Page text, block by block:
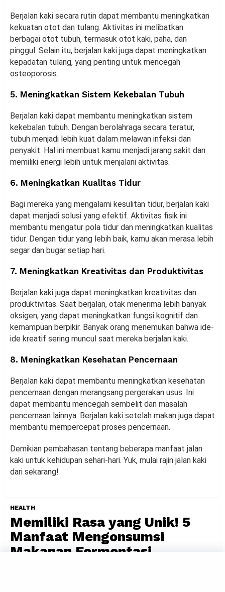
Berjalan kaki secara rutin dapat membantu meningkatkan
kekuatan otot dan tulang. Aktivitas ini melibatkan
berbagai otot tubuh, termasuk otot kaki, paha, dan
pinggul. Selain itu, berjalan kaki juga dapat meningkatkan
kepadatan tulang, yang penting untuk mencegah
osteoporosis.
5. Meningkatkan Sistem Kekebalan Tubuh
Berjalan kaki dapat membantu meningkatkan sistem
kekebalan tubuh. Dengan berolahraga secara teratur,
tubuh menjadi lebih kuat dalam melawan infeksi dan
penyakit. Hal ini membuat kamu menjadi jarang sakit dan
memiliki energi lebih untuk menjalani aktivitas.
6. Meningkatkan Kualitas Tidur
Bagi mereka yang mengalami kesulitan tidur, berjalan kaki
dapat menjadi solusi yang efektif. Aktivitas fisik ini
membantu mengatur pola tidur dan meningkatkan kualitas
tidur. Dengan tidur yang lebih baik, kamu akan merasa lebih
segar dan bugar setiap hari.
7. Meningkatkan Kreativitas dan Produktivitas
Berjalan kaki juga dapat meningkatkan kreativitas dan
produktivitas. Saat berjalan, otak menerima lebih banyak
oksigen, yang dapat meningkatkan fungsi kognitif dan
kemampuan berpikir. Banyak orang menemukan bahwa ide-
ide kreatif sering muncul saat mereka berjalan kaki.
8. Meningkatkan Kesehatan Pencernaan
Berjalan kaki dapat membantu meningkatkan kesehatan
pencernaan dengan merangsang pergerakan usus. Ini
dapat membantu mencegah sembelit dan masalah
pencernaan lainnya. Berjalan kaki setelah makan juga dapat
membantu mempercepat proses pencernaan.
Demikian pembahasan tentang beberapa manfaat jalan
kaki untuk kehidupan sehari-hari. Yuk, mulai rajin jalan kaki
dari sekarang!
HEALTH
Memiliki Rasa yang Unik! 5
Manfaat Mengonsumsi
Makanan Fermentasi